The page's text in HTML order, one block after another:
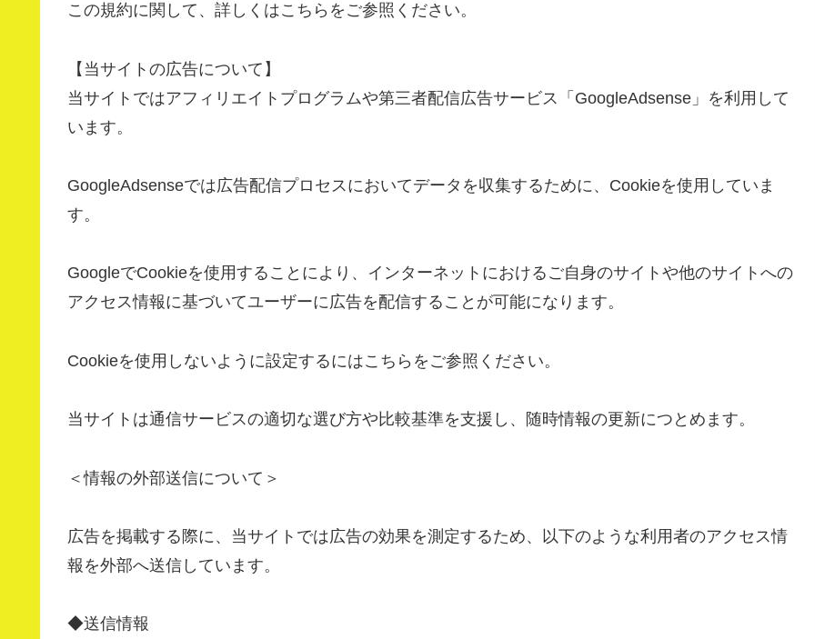
この規約に関して、詳しくはこちらをご参照ください。
【当サイトの広告について】
当サイトではアフィリエイトプログラムや第三者配信広告サービス「GoogleAdsense」を利用して
います。
GoogleAdsenseでは広告配信プロセスにおいてデータを収集するために、Cookieを使用していま
す。
GoogleでCookieを使用することにより、インターネットにおけるご自身のサイトや他のサイトへの
アクセス情報に基づいてユーザーに広告を配信することが可能になります。
Cookieを使用しないように設定するにはこちらをご参照ください。
当サイトは通信サービスの適切な選び方や比較基準を支援し、随時情報の更新につとめます。
＜情報の外部送信について＞
広告を掲載する際に、当サイトでは広告の効果を測定するため、以下のような利用者のアクセス情
報を外部へ送信しています。
◆送信情報